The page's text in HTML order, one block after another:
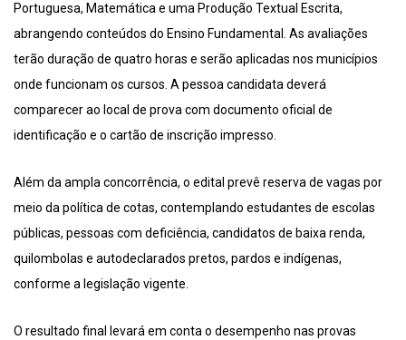
Portuguesa, Matemática e uma Produção Textual Escrita,
abrangendo conteúdos do Ensino Fundamental. As avaliações
terão duração de quatro horas e serão aplicadas nos municípios
onde funcionam os cursos. A pessoa candidata deverá
comparecer ao local de prova com documento oficial de
identificação e o cartão de inscrição impresso.
Além da ampla concorrência, o edital prevê reserva de vagas por
meio da política de cotas, contemplando estudantes de escolas
públicas, pessoas com deficiência, candidatos de baixa renda,
quilombolas e autodeclarados pretos, pardos e indígenas,
conforme a legislação vigente.
O resultado final levará em conta o desempenho nas provas